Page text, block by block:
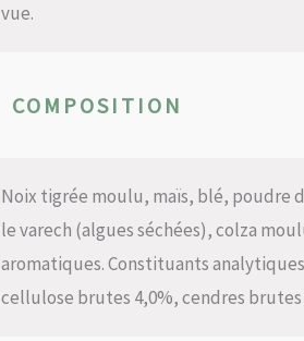
vue.
COMPOSITION
Noix tigrée moulu, maïs, blé, poudre
le varech (algues séchées), colza
aromatiques. Constituants
cellulose brutes 4,0%, cendres